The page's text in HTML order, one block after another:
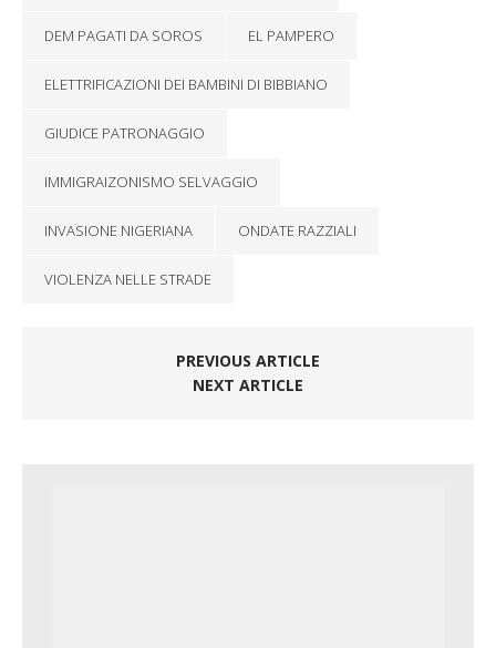
DEM PAGATI DA SOROS EL PAMPERO
ELETTRIFICAZIONI DEI BAMBINI DI BIBBIANO
GIUDICE PATRONAGGIO
IMMIGRAIZONISMO SELVAGGIO
INVASIONE NIGERIANA ONDATE RAZZIALI
VIOLENZA NELLE STRADE
PREVIOUS ARTICLE
NEXT ARTICLE